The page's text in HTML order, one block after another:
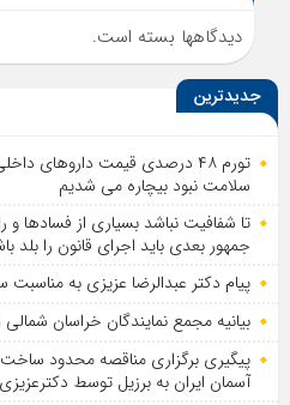
دیدگاهها بسته است.
جدیدترین
تورم ۴۸ درصدی قیمت داروهای
سلامت نبود بیچاره می شدیم
تا شفافیت نباشد بسیاری از فساد‌ها
جمهور بعدی باید اجرای قانون را بلد
پیام دکتر عبدالرضا عزیزی به مناسبت
بیانیه مجمع نمایندگان خراسان
پیگیری برگزاری مناقصه محدود ساخت
آسمان ایران به برزیل توسط دکترعزیزی